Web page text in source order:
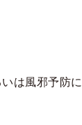
は風邪予防